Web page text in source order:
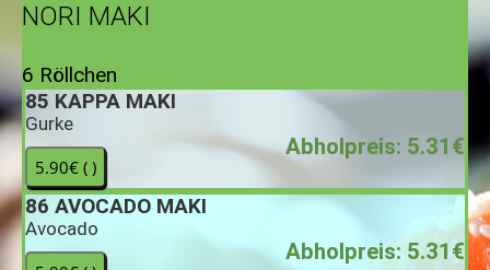
NORI MAKI
6 Röllchen
85 KAPPA MAKI
Gurke
Abholpreis: 5.31€
86 AVOCADO MAKI
Avocado
Abholpreis: 5.31€